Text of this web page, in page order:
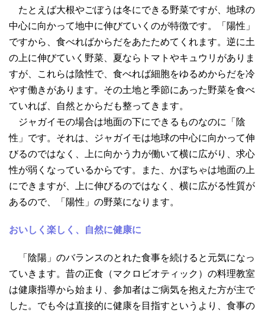
たとえば大根やごぼうは冬にできる野菜ですが、地球の
中心に向かって地中に伸びていくのが特徴です。「陽性」
ですから、食べればからだをあたためてくれます。逆に土
の上に伸びていく野菜、夏ならトマトやキュウリがありま
すが、これらは陰性で、食べれば細胞をゆるめからだを冷
やす働きがあります。その土地と季節にあった野菜を食べ
ていれば、自然とからだも整ってきます。
ジャガイモの場合は地面の下にできるものなのに「陰
性」です。それは、ジャガイモは地球の中心に向かって伸
びるのではなく、上に向かう力が働いて横に広がり、求心
性が弱くなっているからです。また、かぼちゃは地面の上
にできますが、上に伸びるのではなく、横に広がる性質が
あるので、「陽性」の野菜になります。
おいしく楽しく、自然に健康に
「陰陽」のバランスのとれた食事を続けると元気になっ
ていきます。昔の正食（マクロビオティック）の料理教室
は健康指導から始まり、参加者はご病気を抱えた方が主で
した。でも今は直接的に健康を目指すというより、食事の